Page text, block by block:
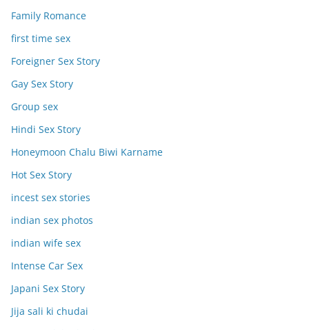
Family Romance
first time sex
Foreigner Sex Story
Gay Sex Story
Group sex
Hindi Sex Story
Honeymoon Chalu Biwi Karname
Hot Sex Story
incest sex stories
indian sex photos
indian wife sex
Intense Car Sex
Japani Sex Story
Jija sali ki chudai